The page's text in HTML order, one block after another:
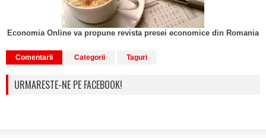
Economia Online va propune revista presei economice din Romania
Comentarii Categorii Taguri
URMARESTE-NE PE FACEBOOK!